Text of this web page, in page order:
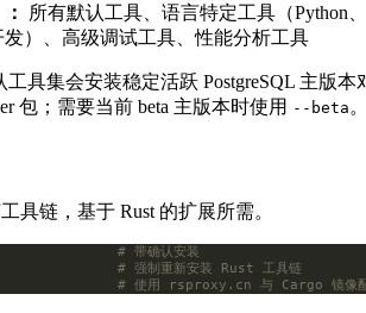
所有默认工具、语言特定工具（Python、
发）、高级调试工具、性能分析工具
具集会安装稳定活跃 PostgreSQL 主版本
包；需要当前 beta 主版本时使用 --beta
具链，基于 Rust 的扩展所需。
rust # 带确认安装
-y # 强制重新安装 Rust 工具链
-m # 使用 rsproxy.cn 与 Cargo 镜像